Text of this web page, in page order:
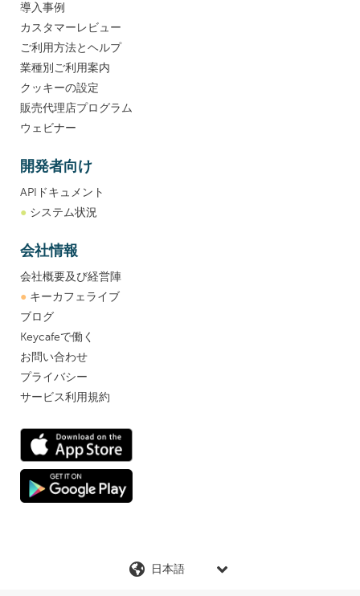
導入事例
カスタマーレビュー
ご利用方法とヘルプ
業種別ご利用案内
クッキーの設定
販売代理店プログラム
ウェビナー
開発者向け
APIドキュメント
● システム状況
会社情報
会社概要及び経営陣
● キーカフェライブ
ブログ
Keycafeで働く
お問い合わせ
プライバシー
サービス利用規約
言